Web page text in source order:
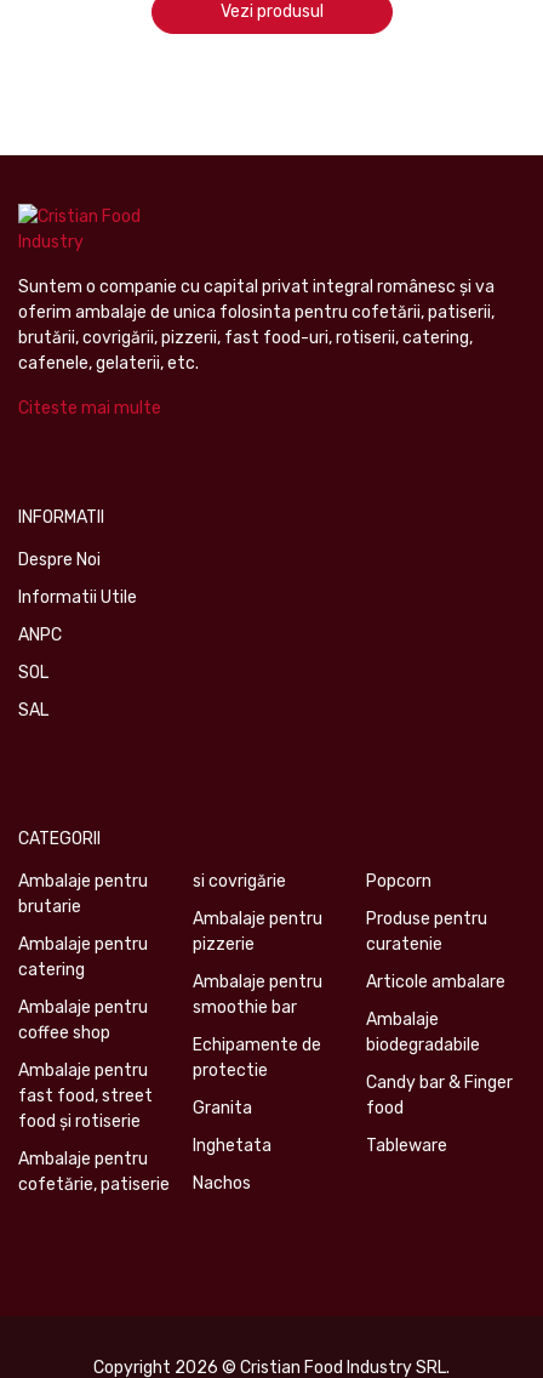
Vezi produsul
Suntem o companie cu capital privat integral românesc şi va
oferim ambalaje de unica folosinta pentru cofetării, patiserii,
brutării, covrigării, pizzerii, fast food-uri, rotiserii, catering,
cafenele, gelaterii, etc.
Citeste mai multe
INFORMATII
Despre Noi
Informatii Utile
ANPC
SOL
SAL
CATEGORII
Ambalaje pentru
brutarie
Ambalaje pentru
catering
Ambalaje pentru
coffee shop
Ambalaje pentru
fast food, street
food și rotiserie
Ambalaje pentru
cofetărie, patiserie
si covrigărie
Ambalaje pentru
pizzerie
Ambalaje pentru
smoothie bar
Echipamente de
protectie
Granita
Inghetata
Nachos
Popcorn
Produse pentru
curatenie
Articole ambalare
Ambalaje
biodegradabile
Candy bar & Finger
food
Tableware
Copyright 2026 © Cristian Food Industry SRL.